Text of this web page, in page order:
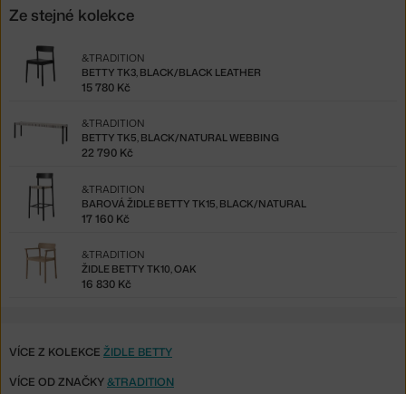
Ze stejné kolekce
BETTY TK3, BLACK/BLACK LEATHER
&TRADITION
15 780 Kč
BETTY TK5, BLACK/NATURAL WEBBING
&TRADITION
22 790 Kč
BAROVÁ ŽIDLE BETTY TK15, BLACK/NATURAL
&TRADITION
17 160 Kč
ŽIDLE BETTY TK10, OAK
&TRADITION
16 830 Kč
VÍCE Z KOLEKCE ŽIDLE BETTY
VÍCE OD ZNAČKY&TRADITION